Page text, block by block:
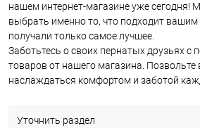
нашем интернет-магазине уже
выбрать именно то, что подходит
получали только самое лучшее.
Заботьтесь о своих пернатых друзьях
товаров от нашего магазина.
наслаждаться комфортом и заботой
Уточнить раздел